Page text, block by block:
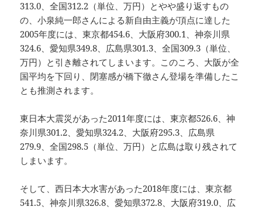
313.0、全国312.2（単位、万円）とやや盛り返すもの
の、小泉純一郎さんによる新自由主義が頂点に達した
2005年度には、東京都454.6、大阪府300.1、神奈川県
324.6、愛知県349.8、広島県301.3、全国309.3（単位、
万円）と引き離されてしまいます。このころ、大阪が全
国平均を下回り、閉塞感が橋下徹さん登場を準備したこ
とも推測されます。
東日本大震災があった2011年度には、東京都526.6、神
奈川県301.2、愛知県324.2、大阪府295.3、広島県
279.9、全国298.5（単位、万円）と広島は取り残されて
しまいます。
そして、西日本大水害があった2018年度には、東京都
541.5、神奈川県326.8、愛知県372.8、大阪府319.0、広